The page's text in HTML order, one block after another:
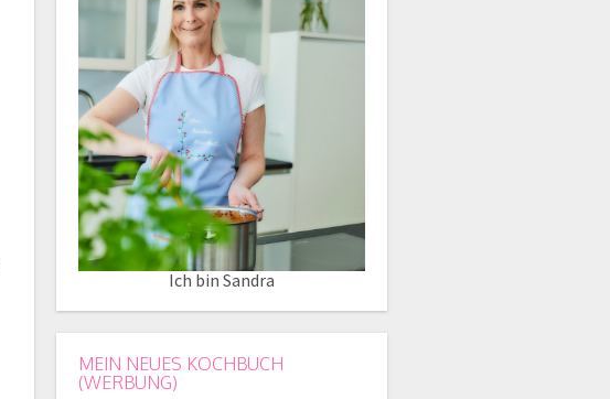
Ich bin Sandra
MEIN NEUES KOCHBUCH
(WERBUNG)